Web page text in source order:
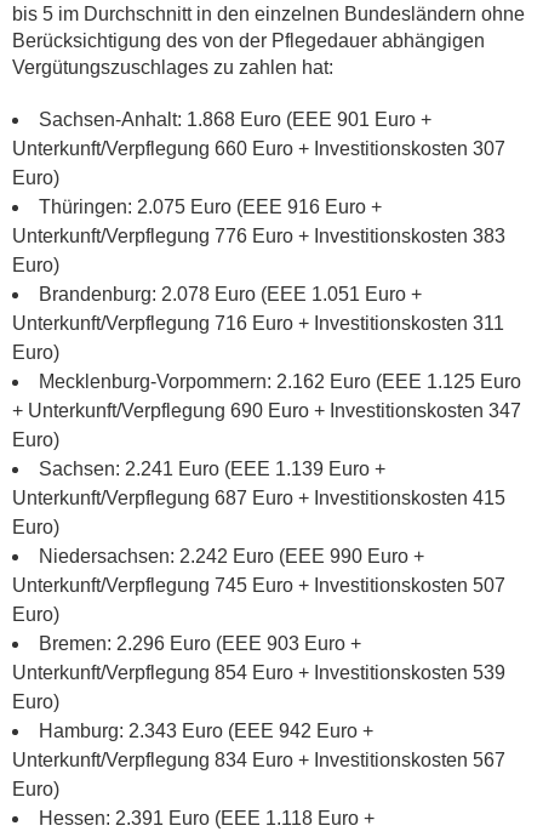
bis 5 im Durchschnitt in den einzelnen Bundesländern ohne
Berücksichtigung des von der Pflegedauer abhängigen
Vergütungszuschlages zu zahlen hat:
Sachsen-Anhalt: 1.868 Euro (EEE 901 Euro +
Unterkunft/Verpflegung 660 Euro + Investitionskosten 307
Euro)
Thüringen: 2.075 Euro (EEE 916 Euro +
Unterkunft/Verpflegung 776 Euro + Investitionskosten 383
Euro)
Brandenburg: 2.078 Euro (EEE 1.051 Euro +
Unterkunft/Verpflegung 716 Euro + Investitionskosten 311
Euro)
Mecklenburg-Vorpommern: 2.162 Euro (EEE 1.125 Euro
+ Unterkunft/Verpflegung 690 Euro + Investitionskosten 347
Euro)
Sachsen: 2.241 Euro (EEE 1.139 Euro +
Unterkunft/Verpflegung 687 Euro + Investitionskosten 415
Euro)
Niedersachsen: 2.242 Euro (EEE 990 Euro +
Unterkunft/Verpflegung 745 Euro + Investitionskosten 507
Euro)
Bremen: 2.296 Euro (EEE 903 Euro +
Unterkunft/Verpflegung 854 Euro + Investitionskosten 539
Euro)
Hamburg: 2.343 Euro (EEE 942 Euro +
Unterkunft/Verpflegung 834 Euro + Investitionskosten 567
Euro)
Hessen: 2.391 Euro (EEE 1.118 Euro +